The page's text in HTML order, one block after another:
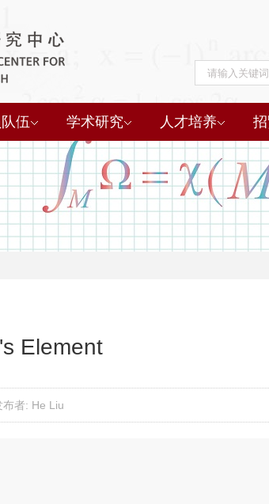
伍 学术研究 人才培养
Element
布者: He Liu